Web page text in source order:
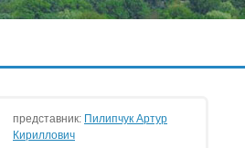
представник: Пилипчук Артур
Кириллович